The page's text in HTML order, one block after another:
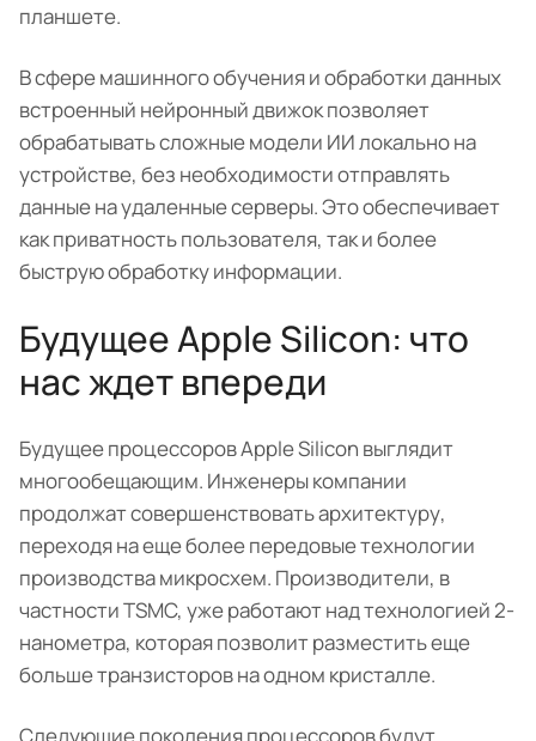
планшете.
В сфере машинного обучения и обработки данных
встроенный нейронный движок позволяет
обрабатывать сложные модели ИИ локально на
устройстве, без необходимости отправлять
данные на удаленные серверы. Это обеспечивает
как приватность пользователя, так и более
быструю обработку информации.
Будущее Apple Silicon: что
нас ждет впереди
Будущее процессоров Apple Silicon выглядит
многообещающим. Инженеры компании
продолжат совершенствовать архитектуру,
переходя на еще более передовые технологии
производства микросхем. Производители, в
частности TSMC, уже работают над технологией 2-
нанометра, которая позволит разместить еще
больше транзисторов на одном кристалле.